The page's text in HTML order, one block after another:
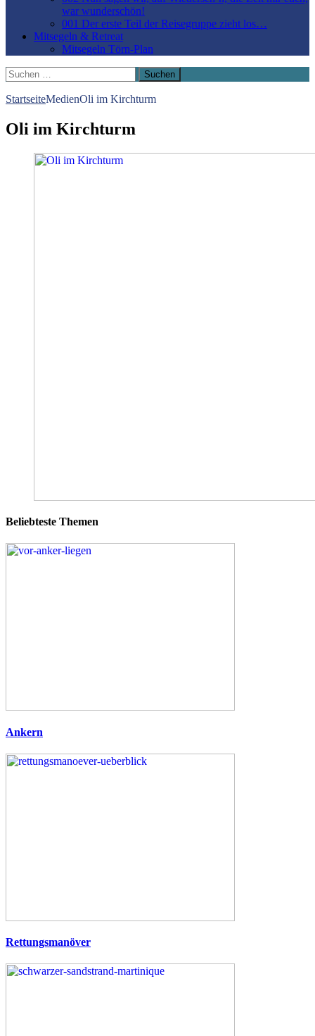
war wunderschön!
001 Der erste Teil der Reisegruppe zieht los…
Mitsegeln & Retreat
Mitsegeln Törn-Plan
Suchen
nach:
StartseiteMedienOli im Kirchturm
Oli im Kirchturm
Beliebteste Themen
Ankern
Rettungsmanöver